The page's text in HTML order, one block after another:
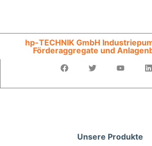
hp-TECHNIK GmbH
Förderaggregate und
Unsere Produkte